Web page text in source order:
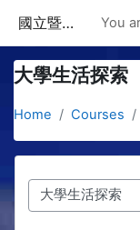
國立暨南國際大學課程資訊網 You
大學生活探索
Home Courses
Course categories